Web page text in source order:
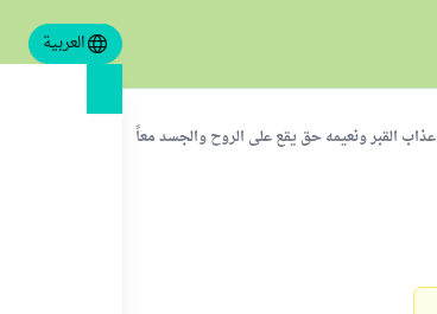
العربية
عذاب القبر ونعيمه حق يقع على الروح والجسد معاً